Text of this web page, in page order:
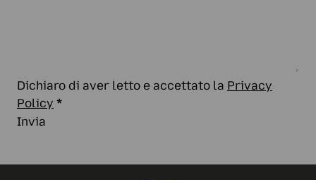
Dichiaro di aver letto e accettato la Privacy
Policy *
Invia